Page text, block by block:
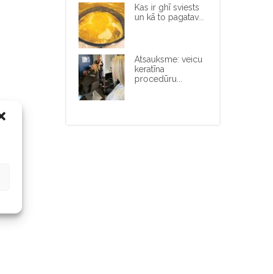
Kas ir ghī sviests
un kā to pagatav...
Atsauksme: veicu
keratīna
procedūru...